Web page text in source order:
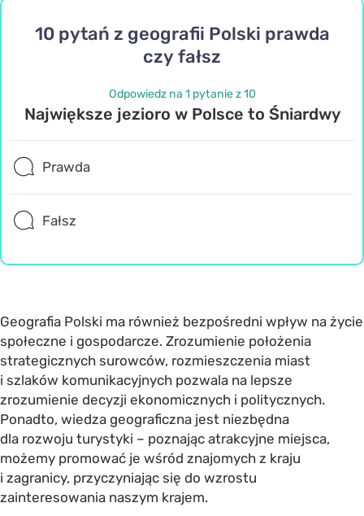
10 pytań z geografii Polski prawda
czy fałsz
Odpowiedz na 1 pytanie z 10
Największe jezioro w Polsce to Śniardwy
Prawda
Fałsz
Geografia Polski ma również bezpośredni wpływ na życie
społeczne i gospodarcze. Zrozumienie położenia
strategicznych surowców, rozmieszczenia miast
i szlaków komunikacyjnych pozwala na lepsze
zrozumienie decyzji ekonomicznych i politycznych.
Ponadto, wiedza geograficzna jest niezbędna
dla rozwoju turystyki – poznając atrakcyjne miejsca,
możemy promować je wśród znajomych z kraju
i zagranicy, przyczyniając się do wzrostu
zainteresowania naszym krajem.